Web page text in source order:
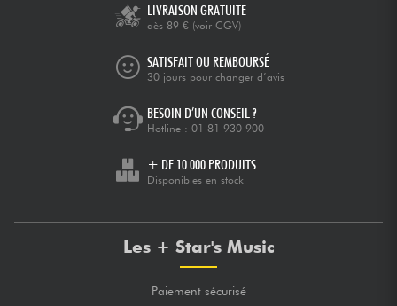
LIVRAISON GRATUITE
dès 89 € (voir CGV)
SATISFAIT OU REMBOURSÉ
30 jours pour changer d’avis
BESOIN D’UN CONSEIL ?
Hotline : 01 81 930 900
+ DE 10 000 PRODUITS
Disponibles en stock
Les + Star's Music
Paiement sécurisé